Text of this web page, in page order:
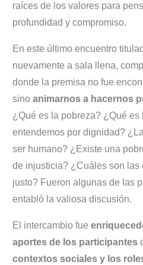
raíces de los valores para
profundidad y compromiso.
En este último encuentro
nuevamente a sala llena,
donde la premisa no fue
sinoanimarnos a hacernos
¿Qué es la pobreza? ¿Qué es
entendemos por dignidad?
ser humano? ¿Existe una
de injusticia? ¿Cuáles son
justo? Fueron algunas de las
entabló la valiosa discusión.
El intercambio fue
aportes de los participantes
contextos sociales y los